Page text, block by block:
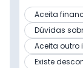
Aceita
Dúvidas
Aceita outro
Existe